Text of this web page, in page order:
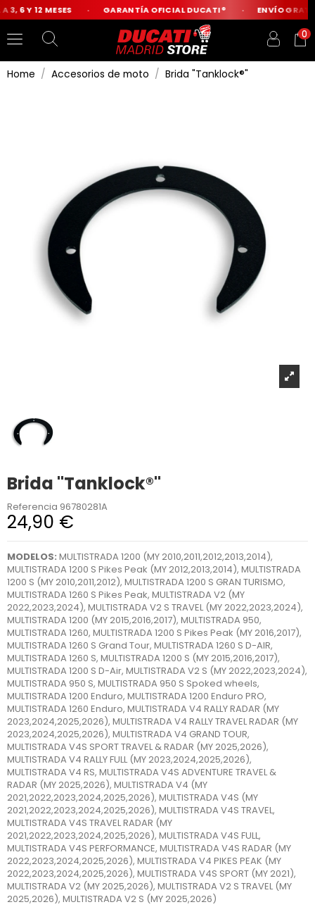
6 Y 12 MESES GARANTÍA OFICIAL DUCATI® ENVÍO
0
Home Accesorios de moto Brida "Tanklock®"
Brida "Tanklock®"
Referencia 96780281A
24,90 €
MODELOS: MULTISTRADA 1200 (MY 2010,2011,2012,2013,2014),
MULTISTRADA 1200 S Pikes Peak (MY 2012,2013,2014), MULTISTRADA
1200 S (MY 2010,2011,2012), MULTISTRADA 1200 S GRAN TURISMO,
MULTISTRADA 1260 S Pikes Peak, MULTISTRADA V2 (MY
2022,2023,2024), MULTISTRADA V2 S TRAVEL (MY 2022,2023,2024),
MULTISTRADA 1200 (MY 2015,2016,2017), MULTISTRADA 950,
MULTISTRADA 1260, MULTISTRADA 1200 S Pikes Peak (MY 2016,2017),
MULTISTRADA 1260 S Grand Tour, MULTISTRADA 1260 S D-AIR,
MULTISTRADA 1260 S, MULTISTRADA 1200 S (MY 2015,2016,2017),
MULTISTRADA 1200 S D-Air, MULTISTRADA V2 S (MY 2022,2023,2024),
MULTISTRADA 950 S, MULTISTRADA 950 S Spoked wheels,
MULTISTRADA 1200 Enduro, MULTISTRADA 1200 Enduro PRO,
MULTISTRADA 1260 Enduro, MULTISTRADA V4 RALLY RADAR (MY
2023,2024,2025,2026), MULTISTRADA V4 RALLY TRAVEL RADAR (MY
2023,2024,2025,2026), MULTISTRADA V4 GRAND TOUR,
MULTISTRADA V4S SPORT TRAVEL & RADAR (MY 2025,2026),
MULTISTRADA V4 RALLY FULL (MY 2023,2024,2025,2026),
MULTISTRADA V4 RS, MULTISTRADA V4S ADVENTURE TRAVEL &
RADAR (MY 2025,2026), MULTISTRADA V4 (MY
2021,2022,2023,2024,2025,2026), MULTISTRADA V4S (MY
2021,2022,2023,2024,2025,2026), MULTISTRADA V4S TRAVEL,
MULTISTRADA V4S TRAVEL RADAR (MY
2021,2022,2023,2024,2025,2026), MULTISTRADA V4S FULL,
MULTISTRADA V4S PERFORMANCE, MULTISTRADA V4S RADAR (MY
2022,2023,2024,2025,2026), MULTISTRADA V4 PIKES PEAK (MY
2022,2023,2024,2025,2026), MULTISTRADA V4S SPORT (MY 2021),
MULTISTRADA V2 (MY 2025,2026), MULTISTRADA V2 S TRAVEL (MY
2025,2026), MULTISTRADA V2 S (MY 2025,2026)